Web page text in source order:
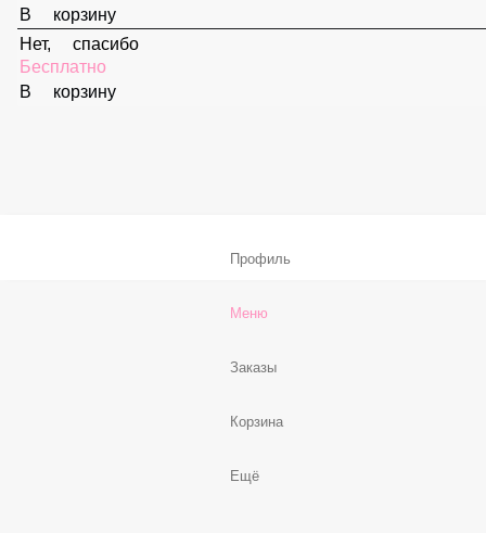
Соус «Ореховый»
59 ₽
В корзину